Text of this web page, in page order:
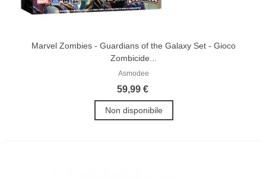
Marvel Zombies - Guardians of the Galaxy Set - Gioco
Zombicide...
Asmodee
59,99 €
Non disponibile